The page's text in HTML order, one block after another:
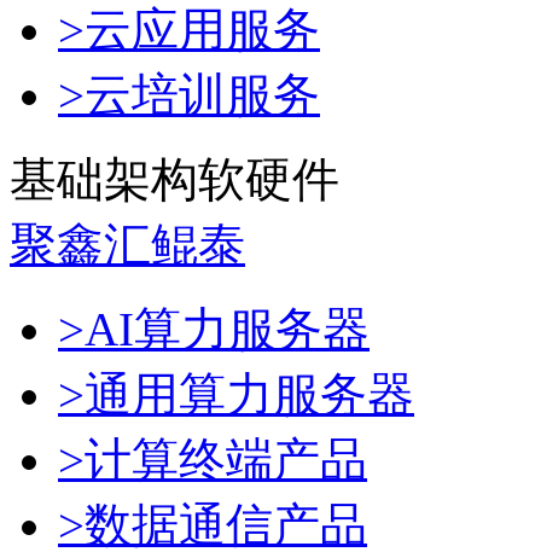
>云应用服务
>云培训服务
基础架构软硬件
聚鑫汇鲲泰
>AI算力服务器
>通用算力服务器
>计算终端产品
>数据通信产品